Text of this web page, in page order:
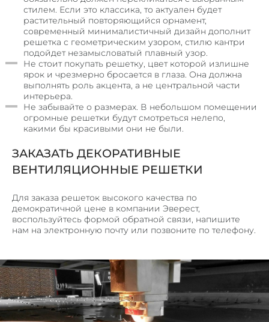
стилем. Если это классика, то актуален будет
растительный повторяющийся орнамент,
современный минималистичный дизайн дополнит
решетка с геометрическим узором, стилю кантри
подойдет незамысловатый плавный узор.
Не стоит покупать решетку, цвет которой излишне
ярок и чрезмерно бросается в глаза. Она должна
выполнять роль акцента, а не центральной части
интерьера.
Не забывайте о размерах. В небольшом помещении
огромные решетки будут смотреться нелепо,
какими бы красивыми они не были.
ЗАКАЗАТЬ ДЕКОРАТИВНЫЕ
ВЕНТИЛЯЦИОННЫЕ РЕШЕТКИ
Для заказа решеток высокого качества по
демократичной цене в компании Эверест,
воспользуйтесь формой обратной связи, напишите
нам на электронную почту или позвоните по телефону.